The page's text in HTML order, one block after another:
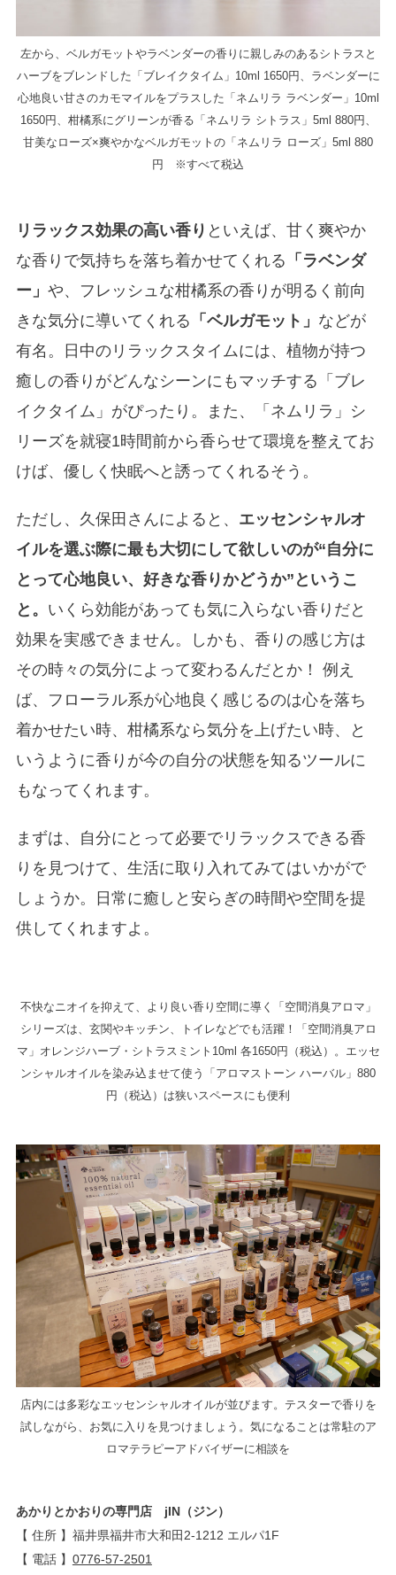
左から、ベルガモットやラベンダーの香りに親しみのあるシトラスと
ハーブをブレンドした「ブレイクタイム」10ml 1650円、ラベンダーに
心地良い甘さのカモマイルをプラスした「ネムリラ ラベンダー」10ml
1650円、柑橘系にグリーンが香る「ネムリラ シトラス」5ml 880円、
甘美なローズ×爽やかなベルガモットの「ネムリラ ローズ」5ml 880
円 ※すべて税込
リラックス効果の高い香り といえば、甘く爽やか
な香りで気持ちを落ち着かせてくれる 「ラベンダ
ー」 や、フレッシュな柑橘系の香りが明るく前向
きな気分に導いてくれる 「ベルガモット」 などが
有名。日中のリラックスタイムには、植物が持つ
癒しの香りがどんなシーンにもマッチする「ブレ
イクタイム」がぴったり。また、「ネムリラ」シ
リーズを就寝1時間前から香らせて環境を整えてお
けば、優しく快眠へと誘ってくれるそう。
ただし、久保田さんによると、 エッセンシャルオ
イルを選ぶ際に最も大切にして欲しいのが“自分に
とって心地良い、好きな香りかどうか”というこ
と。 いくら効能があっても気に入らない香りだと
効果を実感できません。しかも、香りの感じ方は
その時々の気分によって変わるんだとか！ 例え
ば、フローラル系が心地良く感じるのは心を落ち
着かせたい時、柑橘系なら気分を上げたい時、と
いうように香りが今の自分の状態を知るツールに
もなってくれます。
まずは、自分にとって必要でリラックスできる香
りを見つけて、生活に取り入れてみてはいかがで
しょうか。日常に癒しと安らぎの時間や空間を提
供してくれますよ。
不快なニオイを抑えて、より良い香り空間に導く「空間消臭アロマ」
シリーズは、玄関やキッチン、トイレなどでも活躍！「空間消臭アロ
マ」オレンジハーブ・シトラスミント10ml 各1650円（税込）。エッセ
ンシャルオイルを染み込ませて使う「アロマストーン ハーバル」880
円（税込）は狭いスペースにも便利
店内には多彩なエッセンシャルオイルが並びます。テスターで香りを
試しながら、お気に入りを見つけましょう。気になることは常駐のア
ロマテラピーアドバイザーに相談を
あかりとかおりの専門店 jIN（ジン）
【 住所 】福井県福井市大和田2-1212 エルパ1F
【 電話 】 0776-57-2501